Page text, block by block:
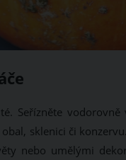
Seřízněte
sklenici či
nebo umělými